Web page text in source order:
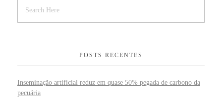
POSTS RECENTES
Inseminação artificial reduz em quase 50% pegada de carbono da
pecuária